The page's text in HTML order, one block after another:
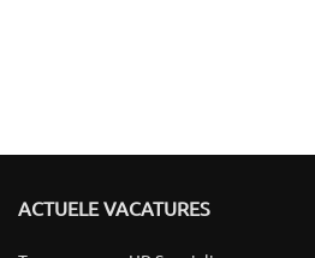
ACTUELE VACATURES